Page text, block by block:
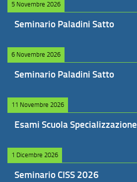
5 Novembre 2026
Seminario Paladini Satto
6 Novembre 2026
Seminario Paladini Satto
11 Novembre 2026
Esami Scuola Specializzazione
1 Dicembre 2026
Seminario CISS 2026